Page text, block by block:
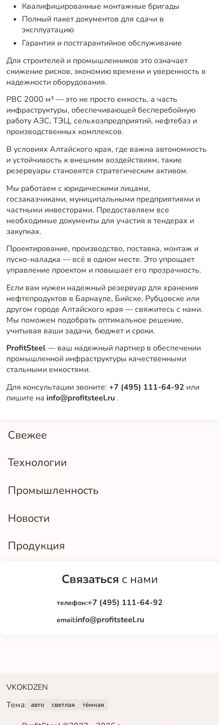
Свежее
Технологии
Промышленность
Новости
Продукция
Квалифицированные монтажные бригады
Полный пакет документов для сдачи в
эксплуатацию
Гарантия и постгарантийное обслуживание
Для строителей и промышленников это означает
снижение рисков, экономию времени и уверенность в
надежности оборудования.
РВС 2000 м³ — это не просто емкость, а часть
инфраструктуры, обеспечивающей бесперебойную
работу АЗС, ТЭЦ, сельхозпредприятий, нефтебаз и
производственных комплексов.
В условиях Алтайского края, где важна автономность
и устойчивость к внешним воздействиям, такие
резервуары становятся стратегическим активом.
Мы работаем с юридическими лицами,
госзаказчиками, муниципальными предприятиями и
частными инвесторами. Предоставляем все
необходимые документы для участия в тендерах и
закупках.
Проектирование, производство, поставка, монтаж и
пуско-наладка — всё в одном месте. Это упрощает
управление проектом и повышает его прозрачность.
Если вам нужен надежный резервуар для хранения
нефтепродуктов в Барнауле, Бийске, Рубцовске или
другом городе Алтайского края — свяжитесь с нами.
Мы поможем подобрать оптимальное решение,
учитывая ваши задачи, бюджет и сроки.
ProfitSteel— ваш надежный партнер в обеспечении
промышленной инфраструктуры качественными
стальными емкостями.
Для консультации звоните: +7 (495) 111-64-92 или
пишите на info@profitsteel.ru .
Связаться с нами
телефон:+7 (495) 111-64-92
email:info@profitsteel.ru
VKOKDZEN
Тема: авто светлая тёмная